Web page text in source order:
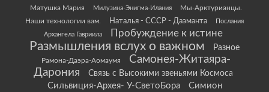
Матушка Мария Милузина-Энигма-Илания
Мы-Арктурианцы.
Наши технологии вам.
Наталья - СССР - Даэманта
Послания
Архангела Гавриила
Пробуждение к истине
Размышления вслух о важном Разное
Рамона-Даэра-Аомаумя
Самонея-Житаяра-
Дарония
Связь с Высокими звеньями Космоса
Сильвиция-Архея- У-СветоБора Симион